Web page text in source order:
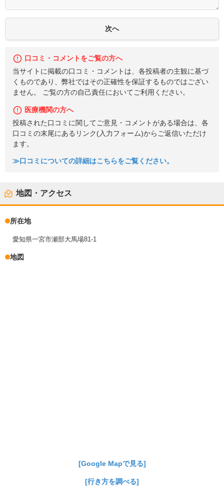
口コミ・コメントをご覧の方へ
当サイトに掲載の口コミ・コメントは、各投稿者の主観に基づ
くものであり、弊社ではその正確性を保証するものではござい
ません。 ご覧の方の自己責任においてご利用ください。
医療機関の方へ
投稿された口コミに関してご意見・コメントがある場合は、各
口コミの末尾にあるリンク(入力フォーム)からご返信いただけ
ます。
≫口コミについての詳細はこちらをご覧ください。
地図・アクセス
所在地
愛知県一宮市瀬部大馬場81-1
地図
[Google Mapで見る]
[行き方を調べる]